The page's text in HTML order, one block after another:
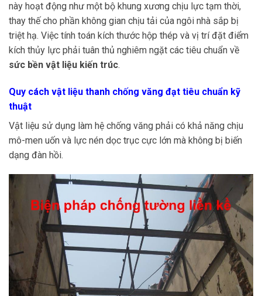
này hoạt động như một bộ khung xương chịu lực tạm thời,
thay thế cho phần không gian chịu tải của ngôi nhà sắp bị
triệt hạ. Việc tính toán kích thước hộp thép và vị trí đặt điểm
kích thủy lực phải tuân thủ nghiêm ngặt các tiêu chuẩn về
sức bền vật liệu kiến trúc.
Quy cách vật liệu thanh chống văng đạt tiêu chuẩn kỹ
thuật
Vật liệu sử dụng làm hệ chống văng phải có khả năng chịu
mô-men uốn và lực nén dọc trục cực lớn mà không bị biến
dạng đàn hồi.